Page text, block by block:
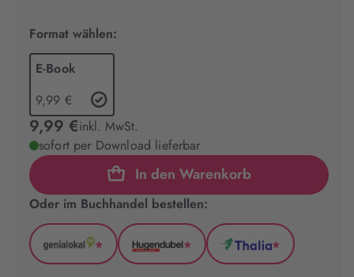
Format wählen:
E-Book
9,99 €
9,99 €inkl. MwSt.
sofort per Download lieferbar
In den Warenkorb
Oder im Buchhandel bestellen:
GenialLokal
*
Hugendubel
*
Thalia
*